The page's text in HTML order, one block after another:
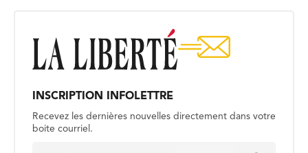
INSCRIPTION INFOLETTRE
Recevez les dernières nouvelles directement dans votre
boite courriel.